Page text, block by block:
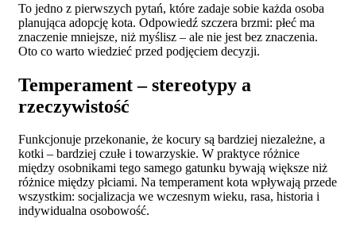
To jedno z pierwszych pytań, które zadaje sobie każda osoba
planująca adopcję kota. Odpowiedź szczera brzmi: płeć ma
znaczenie mniejsze, niż myślisz – ale nie jest bez znaczenia.
Oto co warto wiedzieć przed podjęciem decyzji.
Temperament – stereotypy a
rzeczywistość
Funkcjonuje przekonanie, że kocury są bardziej niezależne, a
kotki – bardziej czułe i towarzyskie. W praktyce różnice
między osobnikami tego samego gatunku bywają większe niż
różnice między płciami. Na temperament kota wpływają przede
wszystkim: socjalizacja we wczesnym wieku, rasa, historia i
indywidualna osobowość.